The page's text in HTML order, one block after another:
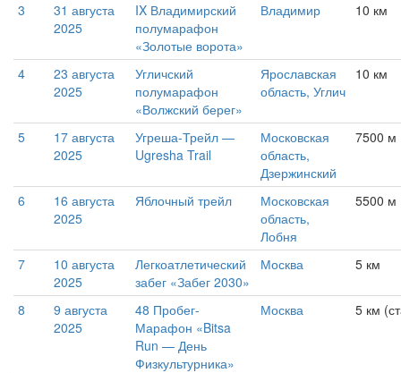
3
31 августа
2025
IX Владимирский
полумарафон
«Золотые ворота»
Владимир 10 км
4
23 августа
2025
Угличский
полумарафон
«Волжский берег»
Ярославская
область, Углич
10 км
5
17 августа
2025
Угреша-Трейл —
Ugresha Trail
Московская
область,
Дзержинский
7500 м
6
16 августа
2025
Яблочный трейл
Московская
область,
Лобня
5500 м
7
10 августа
2025
Легкоатлетический
забег «Забег 2030»
Москва 5 км
8
9 августа
2025
48 Пробег-
Марафон «Bitsa
Run — День
Физкультурника»
Москва 5 км